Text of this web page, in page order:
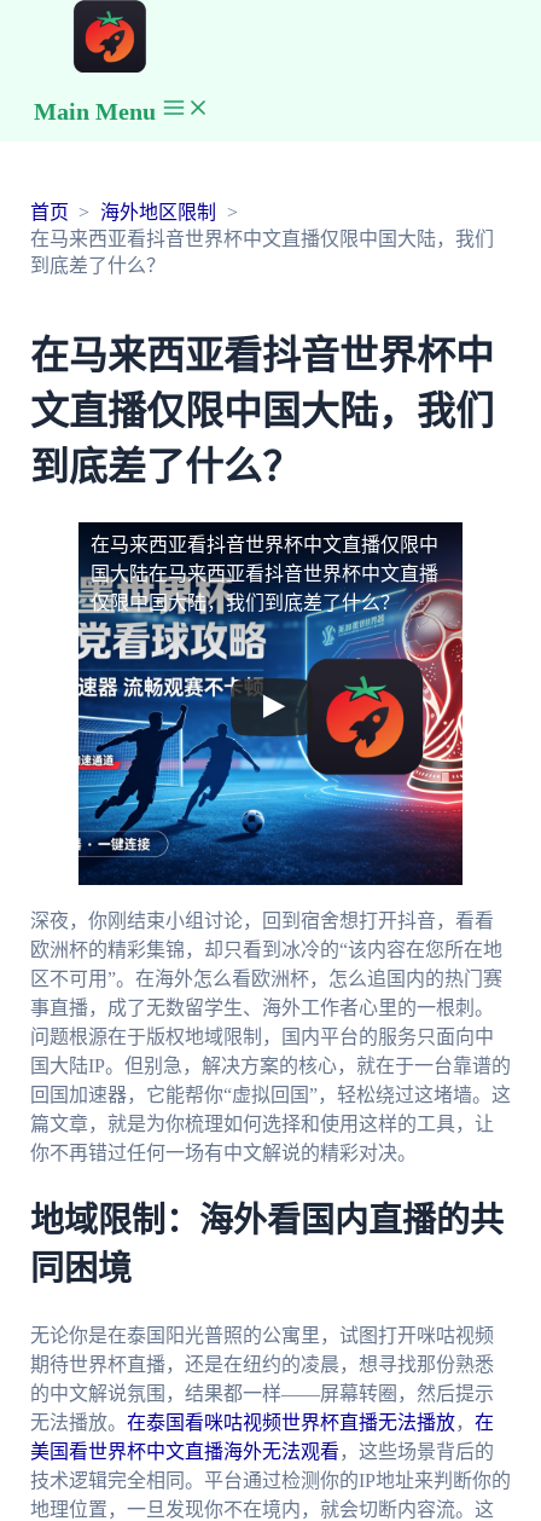
Main Menu
首页
海外地区限制
在马来西亚看抖音世界杯中文直播仅限中国大陆，我们
到底差了什么？
在马来西亚看抖音世界杯中
文直播仅限中国大陆，我们
到底差了什么？
在马来西亚看抖音世界杯中文直播仅限中
国大陆在马来西亚看抖音世界杯中文直播
仅限中国大陆，我们到底差了什么？
深夜，你刚结束小组讨论，回到宿舍想打开抖音，看看
欧洲杯的精彩集锦，却只看到冰冷的“该内容在您所在地
区不可用”。在海外怎么看欧洲杯，怎么追国内的热门赛
事直播，成了无数留学生、海外工作者心里的一根刺。
问题根源在于版权地域限制，国内平台的服务只面向中
国大陆IP。但别急，解决方案的核心，就在于一台靠谱的
回国加速器，它能帮你“虚拟回国”，轻松绕过这堵墙。这
篇文章，就是为你梳理如何选择和使用这样的工具，让
你不再错过任何一场有中文解说的精彩对决。
地域限制：海外看国内直播的共
同困境
无论你是在泰国阳光普照的公寓里，试图打开咪咕视频
期待世界杯直播，还是在纽约的凌晨，想寻找那份熟悉
的中文解说氛围，结果都一样——屏幕转圈，然后提示
无法播放。 在泰国看咪咕视频世界杯直播无法播放， 在
美国看世界杯中文直播海外无法观看 ，这些场景背后的
技术逻辑完全相同。平台通过检测你的IP地址来判断你的
地理位置，一旦发现你不在境内，就会切断内容流。这